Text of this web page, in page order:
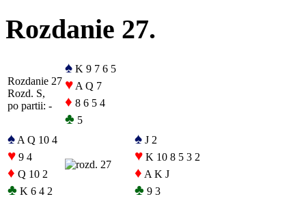
Rozdanie 27.
Rozdanie 27
Rozd. S,
po partii: -
♠ K 9 7 6 5
♥ A Q 7
♦ 8 6 5 4
♣ 5
♠ A Q 10 4
♥ 9 4
♦ Q 10 2
♣ K 6 4 2
♠ J 2
♥ K 10 8 5 3 2
♦ A K J
♣ 9 3